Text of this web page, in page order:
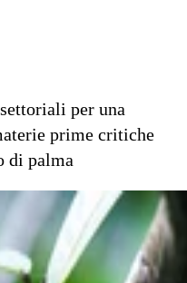
per una
prime critiche
di palma